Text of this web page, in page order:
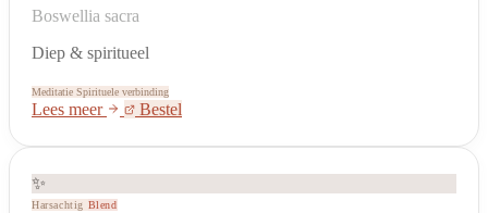
Boswellia sacra
Diep & spiritueel
Meditatie Spirituele verbinding
Lees meer Bestel
✨
Harsachtig Blend